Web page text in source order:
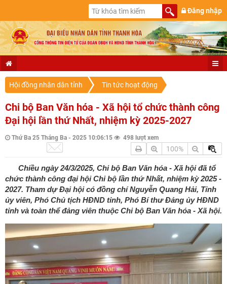
Đăng nhập
Hội đồng nhân dân tỉnh Tin tức hoạt động
Chi bộ Ban Văn hóa - Xã hội tổ chức thành công
Đại hội lần thứ Nhất, nhiệm kỳ 2025-2027
Thứ Ba 25 Tháng Ba - 2025 10:06:15 498 lượt xem
100%
Chiều ngày 24/3/2025, Chi bộ Ban Văn hóa - Xã hội đã tổ
chức thành công đại hội Chi bộ lần thứ Nhất, nhiệm kỳ 2025 -
2027. Tham dự Đại hội có đồng chí Nguyễn Quang Hải, Tỉnh
ủy viên, Phó Chủ tịch HĐND tỉnh, Phó Bí thư Đảng ủy HĐND
tỉnh và toàn thể đảng viên thuộc Chi bộ Ban Văn hóa - Xã hội.